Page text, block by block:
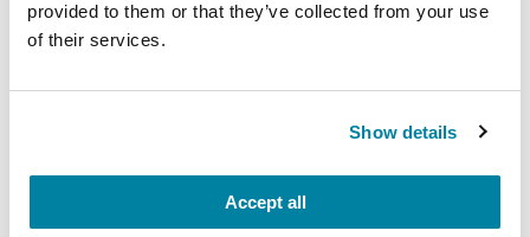
provided to them or that they’ve collected from your use
of their services.
Show details
Accept all
VIDEOS & WEBINARS
¿Cuáles Son las Causas del
Trastornos que Tienen Síntomas
Similares?